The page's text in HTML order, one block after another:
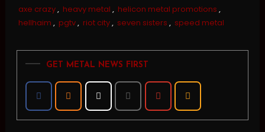
axe crazy, heavy metal , helicon metal promotions ,
hellhaim , pgtv, riot city, seven sisters , speed metal
GET METAL NEWS FIRST